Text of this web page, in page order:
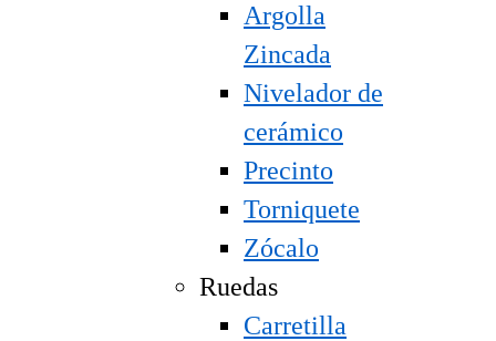
Argolla
Zincada
Nivelador de
cerámico
Precinto
Torniquete
Zócalo
Ruedas
Carretilla